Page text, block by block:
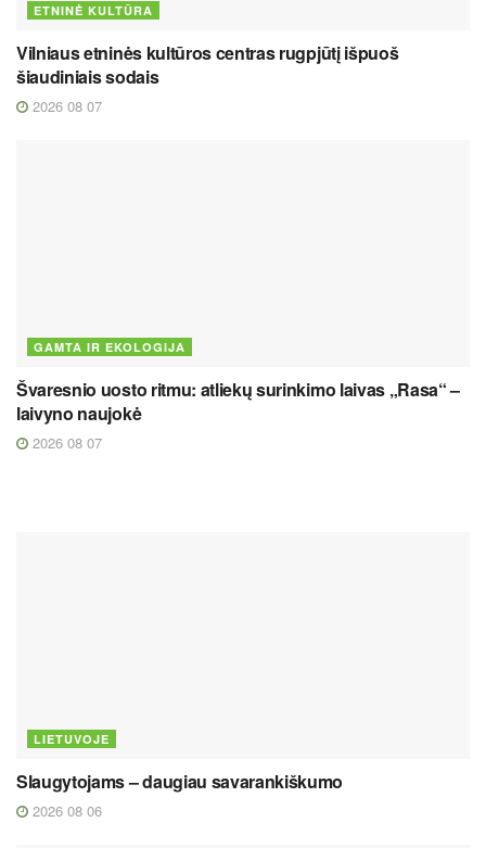
ETNINĖ KULTŪRA
Vilniaus etninės kultūros centras rugpjūtį išpuoš
šiaudiniais sodais
2026 08 07
GAMTA IR EKOLOGIJA
Švaresnio uosto ritmu: atliekų surinkimo laivas „Rasa“ –
laivyno naujokė
2026 08 07
LIETUVOJE
Slaugytojams – daugiau savarankiškumo
2026 08 06